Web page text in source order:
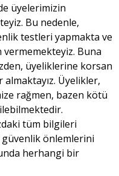
üyelerimizin
Bu nedenle,
testleri yapmakta ve
vermemekteyiz. Buna
üyeliklerine korsan
Üyelikler,
rağmen, bazen kötü
tüm bilgileri
güvenlik önlemlerini
herhangi bir